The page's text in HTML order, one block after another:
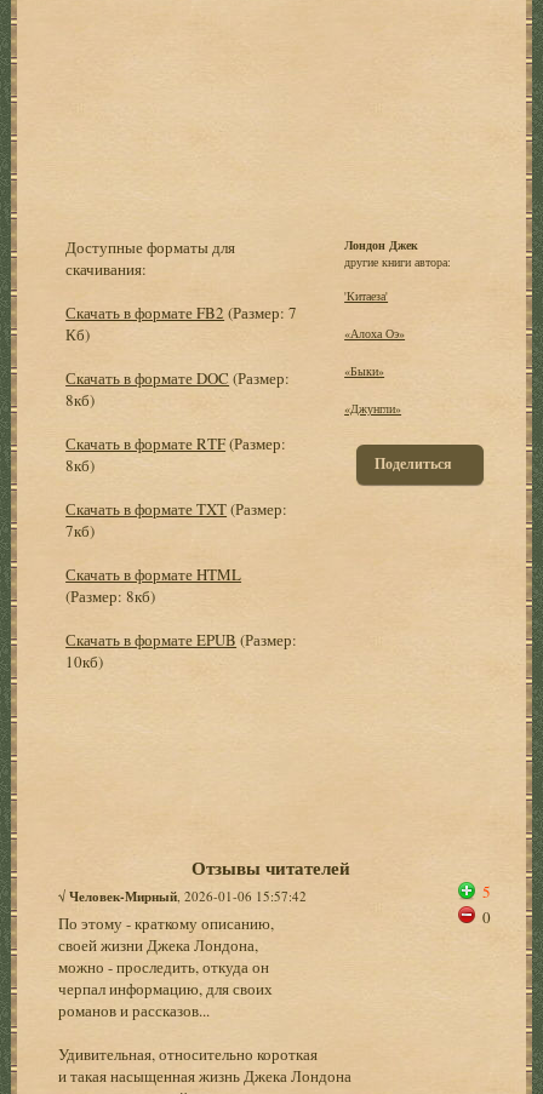
Доступные форматы для
скачивания:
Скачать в формате FB2 (Размер: 7
Кб)
Скачать в формате DOC (Размер:
8кб)
Скачать в формате RTF(Размер:
8кб)
Скачать в формате TXT(Размер:
7кб)
Скачать в формате HTML
(Размер: 8кб)
Скачать в формате EPUB (Размер:
10кб)
Лондон Джек
другие книги автора:
'Китаеза'
«Алоха Оэ»
«Быки»
«Джунгли»
Поделиться
Отзывы читателей
√Человек-Мирный , 2026-01-06 15:57:42
По этому - краткому описанию,
своей жизни Джека Лондона,
можно - проследить, откуда он
черпал информацию, для своих
романов и рассказов...
Удивительная, относительно короткая
и такая насыщенная жизнь Джека Лондона
5
0